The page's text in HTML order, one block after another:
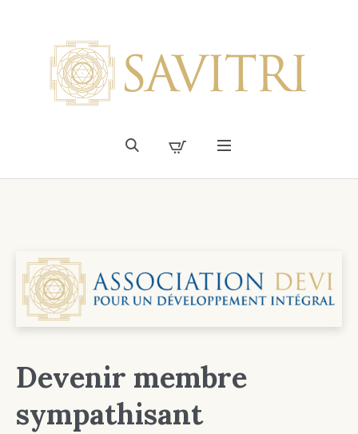
Devenir membre
sympathisant